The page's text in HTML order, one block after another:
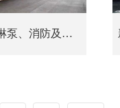
兰州新区商业街综合市场-消防泵、喷淋泵、消防及喷淋控制柜、消防低频巡检控制柜、消防稳压给水设备